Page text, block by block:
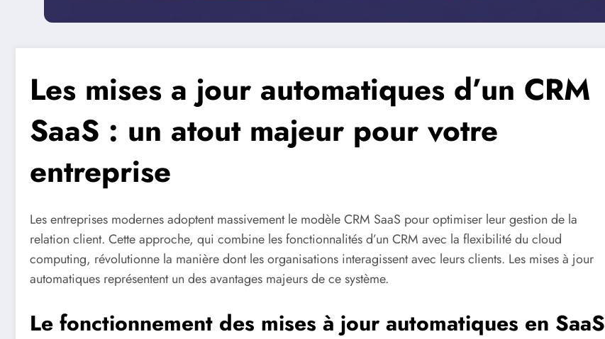
Les mises a jour automatiques d’un CRM
SaaS : un atout majeur pour votre
entreprise
Les entreprises modernes adoptent massivement le modèle CRM SaaS pour optimiser leur gestion de la
relation client. Cette approche, qui combine les fonctionnalités d’un CRM avec la flexibilité du cloud
computing, révolutionne la manière dont les organisations interagissent avec leurs clients. Les mises à jour
automatiques représentent un des avantages majeurs de ce système.
Le fonctionnement des mises à jour automatiques en SaaS